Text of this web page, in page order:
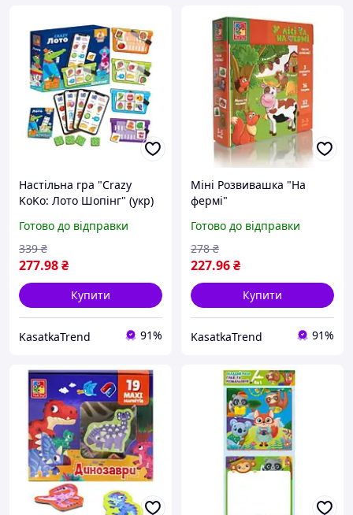
Настільна гра "Crazy
KoKo: Лото Шопінг" (укр)
Готово до відправки
277.98₴
339 ₴
Купити
KasatkaTrend 91%
Міні Розвивашка "На
фермі"
Готово до відправки
227.96₴
278 ₴
Купити
KasatkaTrend 91%